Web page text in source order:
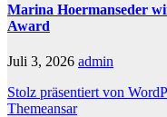
Marina Hoermanseder
Award
Juli 3, 2026 admin
Stolz präsentiert von
Themeansar